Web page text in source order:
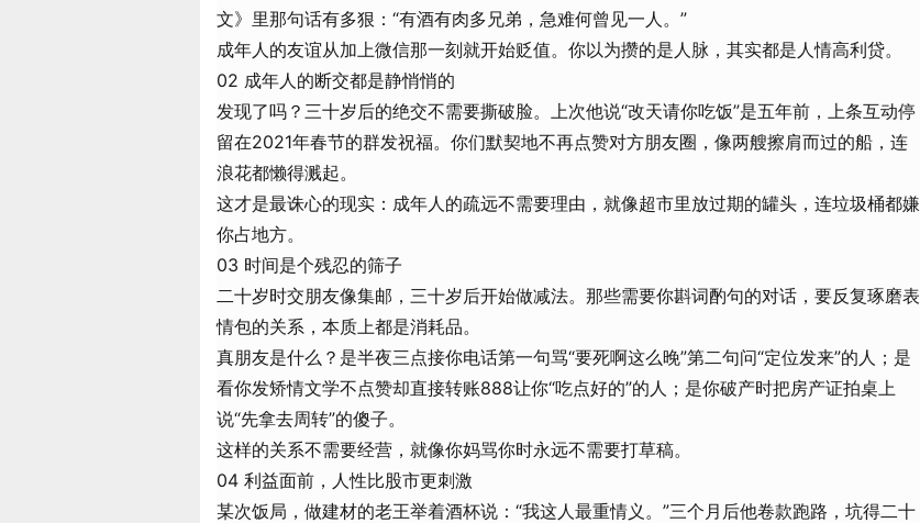
文》里那句话有多狠：“有酒有肉多兄弟，急难何曾见一人。”
成年人的友谊从加上微信那一刻就开始贬值。你以为攒的是人脉，其实都是人情高利贷。
02 成年人的断交都是静悄悄的
发现了吗？三十岁后的绝交不需要撕破脸。上次他说“改天请你吃饭”是五年前，上条互动停
留在2021年春节的群发祝福。你们默契地不再点赞对方朋友圈，像两艘擦肩而过的船，连
浪花都懒得溅起。
这才是最诛心的现实：成年人的疏远不需要理由，就像超市里放过期的罐头，连垃圾桶都嫌
你占地方。
03 时间是个残忍的筛子
二十岁时交朋友像集邮，三十岁后开始做减法。那些需要你斟词酌句的对话，要反复琢磨表
情包的关系，本质上都是消耗品。
真朋友是什么？是半夜三点接你电话第一句骂“要死啊这么晚”第二句问“定位发来”的人；是
看你发矫情文学不点赞却直接转账888让你“吃点好的”的人；是你破产时把房产证拍桌上
说“先拿去周转”的傻子。
这样的关系不需要经营，就像你妈骂你时永远不需要打草稿。
04 利益面前，人性比股市更刺激
某次饭局，做建材的老王举着酒杯说：“我这人最重情义。”三个月后他卷款跑路，坑得二十